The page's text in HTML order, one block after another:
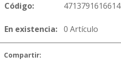
Código: 4713791616614
En existencia: 0 Artículo
Compartir: